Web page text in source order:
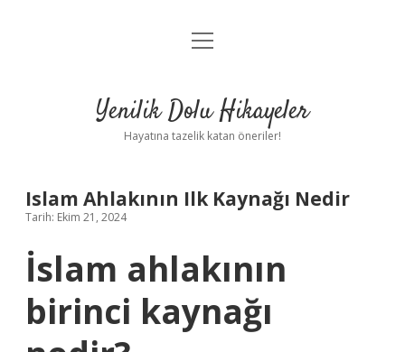
Anasayfa
Yasal Uyarı
menüyü
Yenilik Dolu Hikayeler
Hayatına tazelik katan öneriler!
Islam Ahlakının Ilk Kaynağı Nedir
Tarih: Ekim 21, 2024
İslam ahlakının
birinci kaynağı